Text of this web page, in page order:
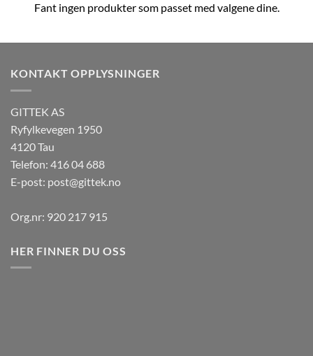
Fant ingen produkter som passet med valgene dine.
KONTAKT OPPLYSNINGER
GITTEK AS
Ryfylkevegen 1950
4120 Tau
Telefon: 416 04 688
E-post: post@gittek.no
Org.nr: 920 217 915
HER FINNER DU OSS